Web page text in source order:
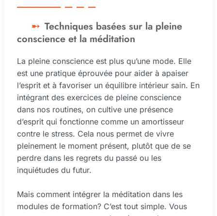
Techniques basées sur la pleine
conscience et la méditation
La pleine conscience est plus qu’une mode. Elle
est une pratique éprouvée pour aider à apaiser
l’esprit et à favoriser un équilibre intérieur sain. En
intégrant des exercices de pleine conscience
dans nos routines, on cultive une présence
d’esprit qui fonctionne comme un amortisseur
contre le stress. Cela nous permet de vivre
pleinement le moment présent, plutôt que de se
perdre dans les regrets du passé ou les
inquiétudes du futur.
Mais comment intégrer la méditation dans les
modules de formation? C’est tout simple. Vous